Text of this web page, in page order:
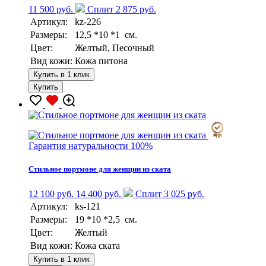
11 500 руб.
Сплит 2 875 руб.
Артикул:
kz-226
Размеры:
12,5 *10 *1 см.
Цвет:
Желтый, Песочный
Вид кожи: Кожа питона
Купить в 1 клик
Купить
Гарантия натуральности 100%
Стильное портмоне для женщин из ската
12 100 руб. 14 400 руб.
Сплит 3 025 руб.
Артикул:
ks-121
Размеры:
19 *10 *2,5 см.
Цвет:
Желтый
Вид кожи: Кожа ската
Купить в 1 клик